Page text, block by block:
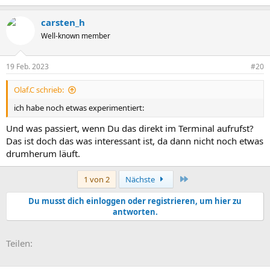
carsten_h
Well-known member
19 Feb. 2023 #20
Olaf.C schrieb:
ich habe noch etwas experimentiert:
Und was passiert, wenn Du das direkt im Terminal aufrufst?
Das ist doch das was interessant ist, da dann nicht noch etwas
drumherum läuft.
1 von 2 Nächste
Du musst dich einloggen oder registrieren, um hier zu
antworten.
Teilen: